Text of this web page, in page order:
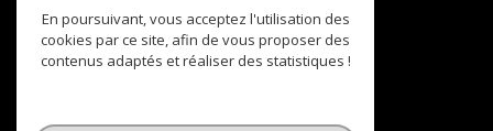
En poursuivant, vous acceptez l'utilisation des
cookies par ce site, afin de vous proposer des
contenus adaptés et réaliser des statistiques !